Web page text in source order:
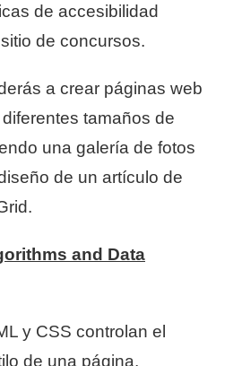
de accesibilidad
de concursos.
a crear páginas web
tamaños de
una galería de fotos
de un artículo de
and Data
y CSS controlan el
de una página,